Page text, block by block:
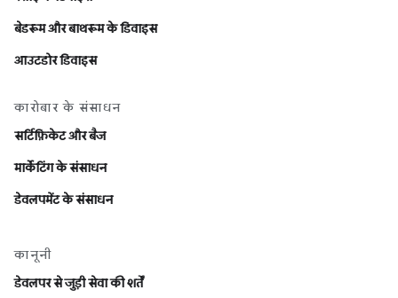
बेडरूम और बाथरूम के डिवाइस
आउटडोर डिवाइस
कारोबार के संसाधन
सर्टिफ़िकेट और बैज
मार्केटिंग के संसाधन
डेवलपमेंट के संसाधन
कानूनी
डेवलपर से जुड़ी सेवा की शर्तें